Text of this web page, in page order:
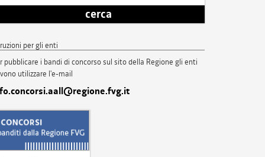
cerca
per gli enti
pubblicare i bandi di concorso sul sito della Regione gli enti
utilizzare l'e-mail